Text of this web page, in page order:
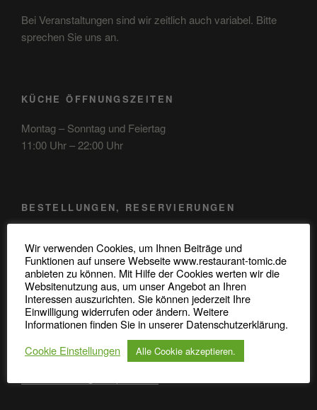
Bei Veranstaltungen sind wir zeitlich auch variabel. Bitte
sprechen Sie uns an.
KÜCHE ÖFFNUNGSZEITEN
Montag – Sonntag und Feiertag
11:00 Uhr – 22:00 Uhr
BESTELLUNGEN, RESERVIERUNGEN
Robert-Koch-Straße 37
06110 Halle (Saale)
ANFAHRT
Wir verwenden Cookies, um Ihnen Beiträge und
Funktionen auf unsere Webseite www.restaurant-tomic.de
anbieten zu können. Mit Hilfe der Cookies werten wir die
Websitenutzung aus, um unser Angebot an Ihren
Interessen auszurichten. Sie können jederzeit Ihre
Einwilligung widerrufen oder ändern. Weitere
Informationen finden Sie in unserer Datenschutzerklärung.
Cookie Einstellungen
Alle Cookie akzeptieren.